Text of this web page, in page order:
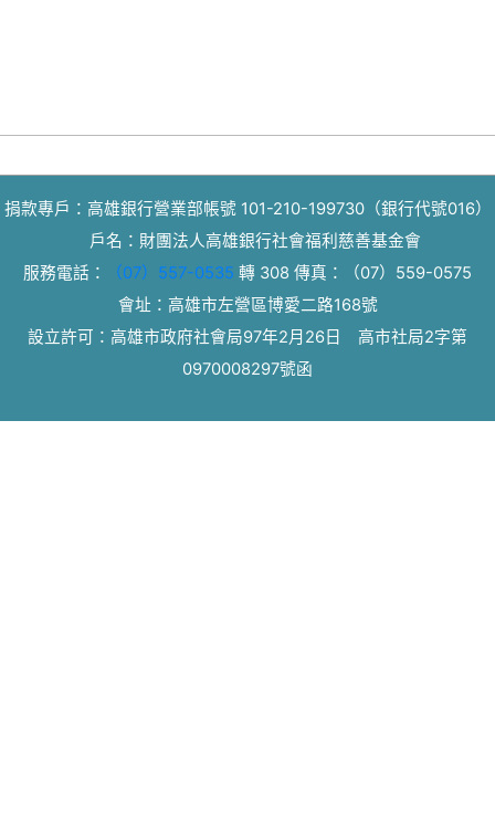
捐款專戶：高雄銀行營業部帳號 101-210-199730（銀行代號016）
戶名：財團法人高雄銀行社會福利慈善基金會
服務電話：
（07）557-0535 轉 308 傳真：
（07）559-0575
會址：高雄市左營區博愛二路168號
設立許可：高雄市政府社會局97年2月26日 高市社局2字第
0970008297號函